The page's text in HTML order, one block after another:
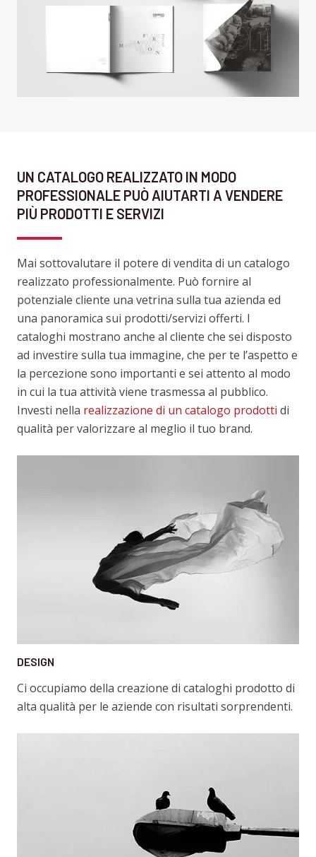
UN CATALOGO REALIZZATO IN MODO
PROFESSIONALE PUÒ AIUTARTI A VENDERE
PIÙ PRODOTTI E SERVIZI
Mai sottovalutare il potere di vendita di un catalogo
realizzato professionalmente. Può fornire al
potenziale cliente una vetrina sulla tua azienda ed
una panoramica sui prodotti/servizi offerti. I
cataloghi mostrano anche al cliente che sei disposto
ad investire sulla tua immagine, che per te l’aspetto e
la percezione sono importanti e sei attento al modo
in cui la tua attività viene trasmessa al pubblico.
Investi nella realizzazione di un catalogo prodotti di
qualità per valorizzare al meglio il tuo brand.
DESIGN
Ci occupiamo della creazione di cataloghi prodotto di
alta qualità per le aziende con risultati sorprendenti.